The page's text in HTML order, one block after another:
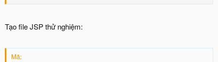
Tạo file JSP thử nghiệm:
Mã: